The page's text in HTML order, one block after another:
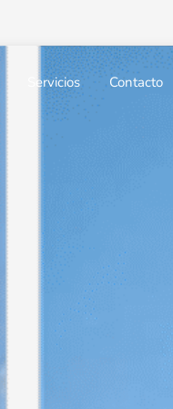
Servicios Contacto